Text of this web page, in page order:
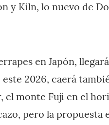
y Kiln, lo nuevo de
en Japón,
2026, caerá
el monte Fuji en el
pero la propuesta